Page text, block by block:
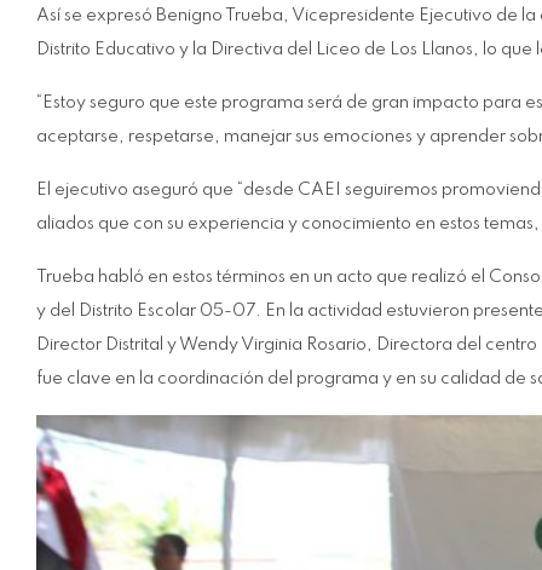
Así se expresó Benigno Trueba, Vicepresidente Ejecutivo de
Distrito Educativo y la Directiva del Liceo de Los Llanos, lo
“Estoy seguro que este programa será de gran impacto para
aceptarse, respetarse, manejar sus emociones y aprender
El ejecutivo aseguró que “desde CAEI seguiremos
aliados que con su experiencia y conocimiento en estos
Trueba habló en estos términos en un acto que realizó el
y del Distrito Escolar 05-07. En la actividad estuvieron
Director Distrital y Wendy Virginia Rosario, Directora del
fue clave en la coordinación del programa y en su calidad de